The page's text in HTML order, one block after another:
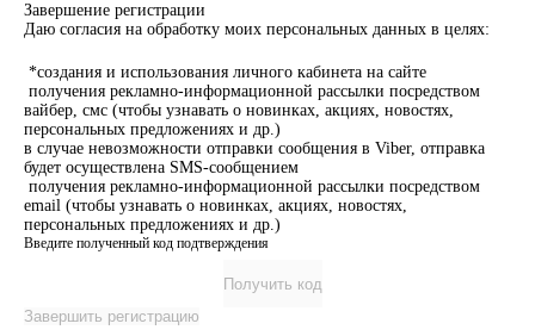
Завершение регистрации
Даю согласия на обработку моих персональных данных в целях:
*создания и использования личного кабинета на сайте
получения рекламно-информационной рассылки посредством
вайбер, смс (чтобы узнавать о новинках, акциях, новостях,
персональных предложениях и др.)
в случае невозможности отправки сообщения в Viber, отправка
будет осуществлена SMS-сообщением
получения рекламно-информационной рассылки посредством
email (чтобы узнавать о новинках, акциях, новостях,
персональных предложениях и др.)
Введите полученный код подтверждения
Получить код
Завершить регистрацию